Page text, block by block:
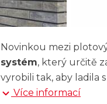
Novinkou mezi
systém, který určitě
vyrobili tak, aby ladila
Více informací